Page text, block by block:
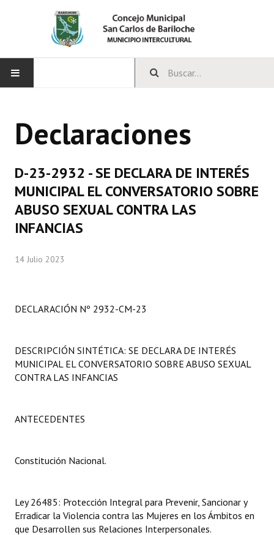
CONCEJO
Integrantes del Concejo
Comisiones Permanentes
Comisiones Especiales
Concejales Mandato Cumplido
LEGISLACIÓN
Constitución Provincial
Reglamento Interno
Organigrama
Informes de Gestión
Declaraciones
D-23-2932 - SE DECLARA DE INTERÉS
MUNICIPAL EL CONVERSATORIO SOBRE
ABUSO SEXUAL CONTRA LAS
INFANCIAS
14 Julio 2023
DECLARACIÓN Nº 2932-CM-23
DESCRIPCIÓN SINTÉTICA: SE DECLARA DE INTERÉS
MUNICIPAL EL CONVERSATORIO SOBRE ABUSO SEXUAL
CONTRA LAS INFANCIAS
ANTECEDENTES
Constitución Nacional.
Ley 26485: Protección Integral para Prevenir, Sancionar y
Erradicar la Violencia contra las Mujeres en los Ámbitos en
que Desarrollen sus Relaciones Interpersonales.